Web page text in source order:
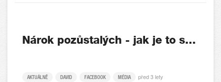
Nárok pozůstalých - jak je to s…
AKTUÁLNĚ DAVID FACEBOOK MÉDIA před 3 lety